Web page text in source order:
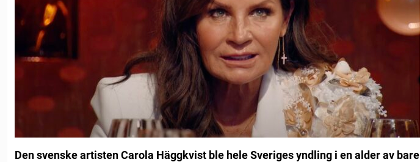
Den svenske artisten Carola Häggkvist ble hele Sveriges yndling i en alder av bare